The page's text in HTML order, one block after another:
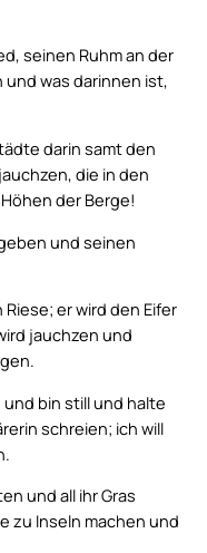
seinen Ruhm an der
und was darinnen ist,
darin samt den
die in den
der Berge!
und seinen
Riese; er wird den Eifer
jauchzen und
bin still und halte
schreien; ich will
und all ihr Gras
zu Inseln machen und